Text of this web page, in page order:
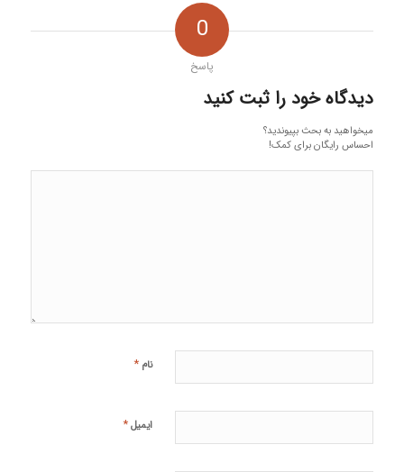
0
پاسخ
دیدگاه خود را ثبت کنید
میخواهید به بحث بپیوندید؟
احساس رایگان برای کمک!
نام *
ایمیل*